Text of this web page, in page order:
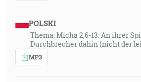
POLSKI
Thema: Micha 2,6-13: An ihrer
Durchbrecher dahin (nicht der
MP3